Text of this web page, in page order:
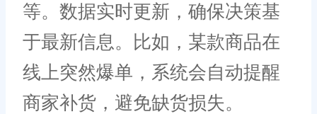
等。数据实时更新，确保决策基
于最新信息。比如，某款商品在
线上突然爆单，系统会自动提醒
商家补货，避免缺货损失。